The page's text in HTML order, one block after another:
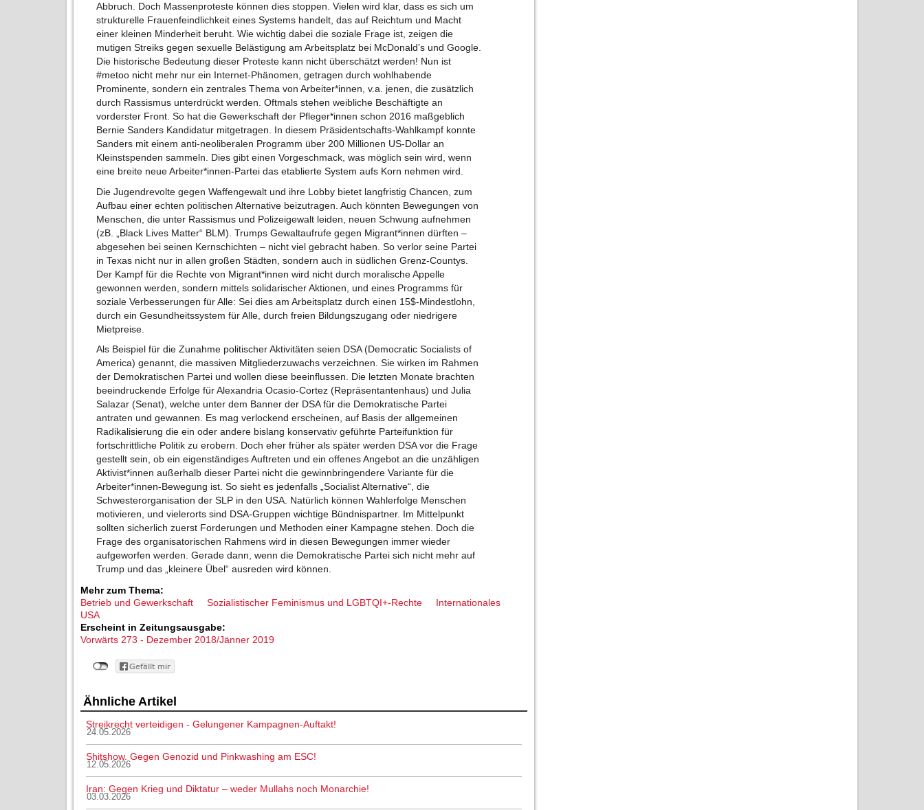
Abbruch. Doch Massenproteste können dies stoppen. Vielen wird klar, dass es sich um
strukturelle Frauenfeindlichkeit eines Systems handelt, das auf Reichtum und Macht
einer kleinen Minderheit beruht. Wie wichtig dabei die soziale Frage ist, zeigen die
mutigen Streiks gegen sexuelle Belästigung am Arbeitsplatz bei McDonald’s und Google.
Die historische Bedeutung dieser Proteste kann nicht überschätzt werden! Nun ist
#metoo nicht mehr nur ein Internet-Phänomen, getragen durch wohlhabende
Prominente, sondern ein zentrales Thema von Arbeiter*innen, v.a. jenen, die zusätzlich
durch Rassismus unterdrückt werden. Oftmals stehen weibliche Beschäftigte an
vorderster Front. So hat die Gewerkschaft der Pfleger*innen schon 2016 maßgeblich
Bernie Sanders Kandidatur mitgetragen. In diesem Präsidentschafts-Wahlkampf konnte
Sanders mit einem anti-neoliberalen Programm über 200 Millionen US-Dollar an
Kleinstspenden sammeln. Dies gibt einen Vorgeschmack, was möglich sein wird, wenn
eine breite neue Arbeiter*innen-Partei das etablierte System aufs Korn nehmen wird.
Die Jugendrevolte gegen Waffengewalt und ihre Lobby bietet langfristig Chancen, zum
Aufbau einer echten politischen Alternative beizutragen. Auch könnten Bewegungen von
Menschen, die unter Rassismus und Polizeigewalt leiden, neuen Schwung aufnehmen
(zB. „Black Lives Matter“ BLM). Trumps Gewaltaufrufe gegen Migrant*innen dürften –
abgesehen bei seinen Kernschichten – nicht viel gebracht haben. So verlor seine Partei
in Texas nicht nur in allen großen Städten, sondern auch in südlichen Grenz-Countys.
Der Kampf für die Rechte von Migrant*innen wird nicht durch moralische Appelle
gewonnen werden, sondern mittels solidarischer Aktionen, und eines Programms für
soziale Verbesserungen für Alle: Sei dies am Arbeitsplatz durch einen 15$-Mindestlohn,
durch ein Gesundheitssystem für Alle, durch freien Bildungszugang oder niedrigere
Mietpreise.
Als Beispiel für die Zunahme politischer Aktivitäten seien DSA (Democratic Socialists of
America) genannt, die massiven Mitgliederzuwachs verzeichnen. Sie wirken im Rahmen
der Demokratischen Partei und wollen diese beeinflussen. Die letzten Monate brachten
beeindruckende Erfolge für Alexandria Ocasio-Cortez (Repräsentantenhaus) und Julia
Salazar (Senat), welche unter dem Banner der DSA für die Demokratische Partei
antraten und gewannen. Es mag verlockend erscheinen, auf Basis der allgemeinen
Radikalisierung die ein oder andere bislang konservativ geführte Parteifunktion für
fortschrittliche Politik zu erobern. Doch eher früher als später werden DSA vor die Frage
gestellt sein, ob ein eigenständiges Auftreten und ein offenes Angebot an die unzähligen
Aktivist*innen außerhalb dieser Partei nicht die gewinnbringendere Variante für die
Arbeiter*innen-Bewegung ist. So sieht es jedenfalls „Socialist Alternative“, die
Schwesterorganisation der SLP in den USA. Natürlich können Wahlerfolge Menschen
motivieren, und vielerorts sind DSA-Gruppen wichtige Bündnispartner. Im Mittelpunkt
sollten sicherlich zuerst Forderungen und Methoden einer Kampagne stehen. Doch die
Frage des organisatorischen Rahmens wird in diesen Bewegungen immer wieder
aufgeworfen werden. Gerade dann, wenn die Demokratische Partei sich nicht mehr auf
Trump und das „kleinere Übel“ ausreden wird können.
Mehr zum Thema:
Betrieb und Gewerkschaft
Sozialistischer Feminismus und LGBTQI+-Rechte
Internationales
USA
Erscheint in Zeitungsausgabe:
Vorwärts 273 - Dezember 2018/Jänner 2019
Ähnliche Artikel
Streikrecht verteidigen - Gelungener Kampagnen-Auftakt!
24.05.2026
Shitshow. Gegen Genozid und Pinkwashing am ESC!
12.05.2026
Iran: Gegen Krieg und Diktatur – weder Mullahs noch Monarchie!
03.03.2026